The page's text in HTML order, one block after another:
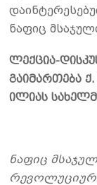
ნაფიც
ლექცია-
გაიმართება
ილიას
ნაფიც